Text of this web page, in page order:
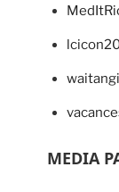
MEDIA